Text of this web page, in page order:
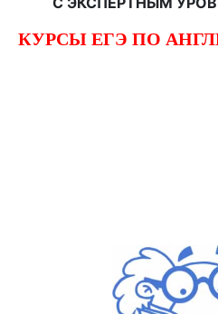
КУРСЫ ЕГЭ ПО